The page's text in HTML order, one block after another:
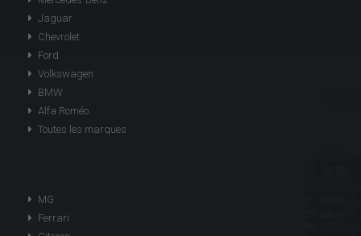
Jaguar
Chevrolet
Ford
Volkswagen
BMW
Alfa Roméo
Toutes les marques
MG
Ferrari